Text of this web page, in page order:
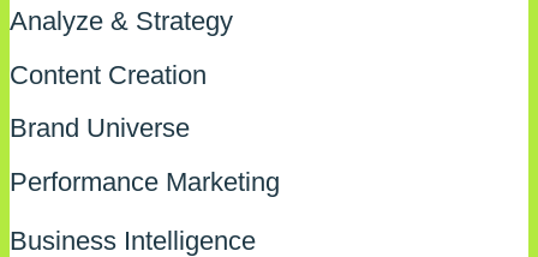
Analyze & Strategy
Content Creation
Brand Universe
Performance Marketing
Business Intelligence